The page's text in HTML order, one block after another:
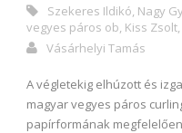
Szekeres Ildikó, Nagy
vegyes páros ob, Kiss Zsolt,
Vásárhelyi Tamás
A végletekig elhúzott és
magyar vegyes páros
papírformának